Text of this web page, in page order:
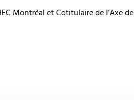
Montréal et Cotitulaire de l’Axe de